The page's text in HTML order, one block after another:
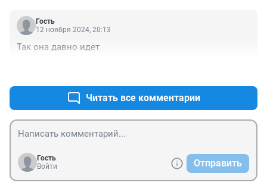
Гость
12 ноября 2024, 20:13
Так она давно идет
Читать все комментарии
Гость
Войти
Отправить